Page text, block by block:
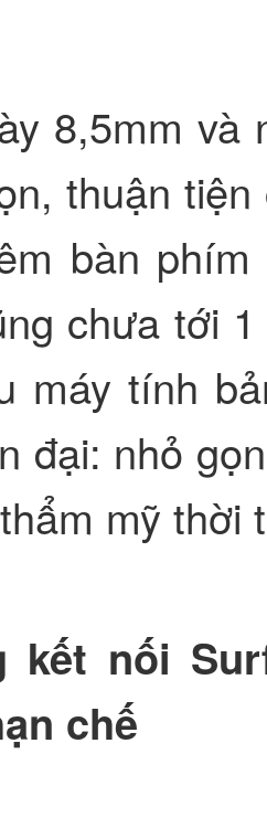
8,5mm và
thuận
bàn
chưa tới
máy tính
đại: nhỏ
mỹ thời
kết nối
chế